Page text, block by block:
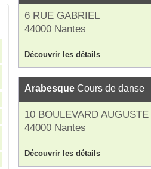
6 RUE GABRIEL
44000 Nantes
Découvrir les détails
Arabesque Cours de danse
10 BOULEVARD
44000 Nantes
Découvrir les détails